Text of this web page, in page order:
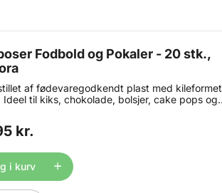
Fodbold og Pokaler - 20 stk.,
af fødevaregodkendt plast med kileformet
Ideel til kiks, chokolade, bolsjer, cake pops og
poser ( ca. 12,5 x 24 cm )
kr.
i kurv